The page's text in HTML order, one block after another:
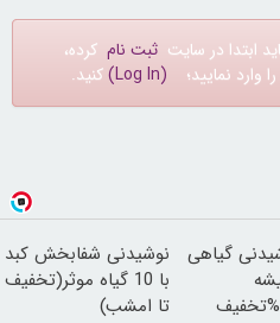
ابتدا در سایت ثبت نام کرده،
وارد نمایید؛ (Log In) کنید.
گیاهی
نوشیدنی شفابخش کبد
با 10 گیاه موثر(تخفیف
تا امشب)